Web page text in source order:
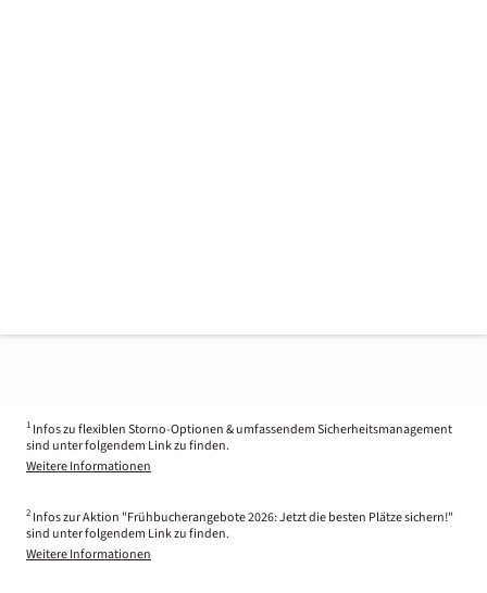
1 Infos zu flexiblen Storno-Optionen & umfassendem Sicherheitsmanagement
sind unter folgendem Link zu finden.
Weitere Informationen
2 Infos zur Aktion "Frühbucherangebote 2026: Jetzt die besten Plätze sichern!"
sind unter folgendem Link zu finden.
Weitere Informationen